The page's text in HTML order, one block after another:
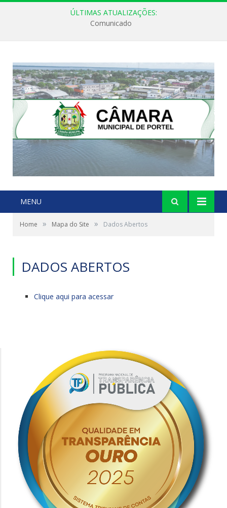
ÚLTIMAS ATUALIZAÇÕES:
Comunicado
MENU
Home » Mapa do Site » Dados Abertos
DADOS ABERTOS
Clique aqui para acessar